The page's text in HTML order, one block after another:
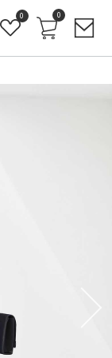
0 0